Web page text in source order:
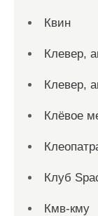
Квин
Клевер,
Клевер,
Клёвое
Клуб
Кмв-кму